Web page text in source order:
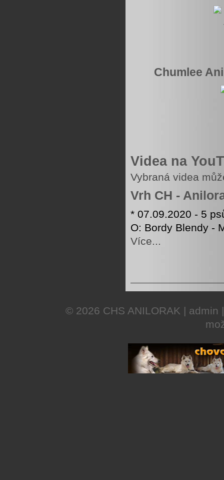
Chumlee
Videa na
Vybraná videa
Vrh CH -
* 07.09.2020 - 5
O: Bordy Blendy -
Více...
© 2026 CHS ANILORAK | admin